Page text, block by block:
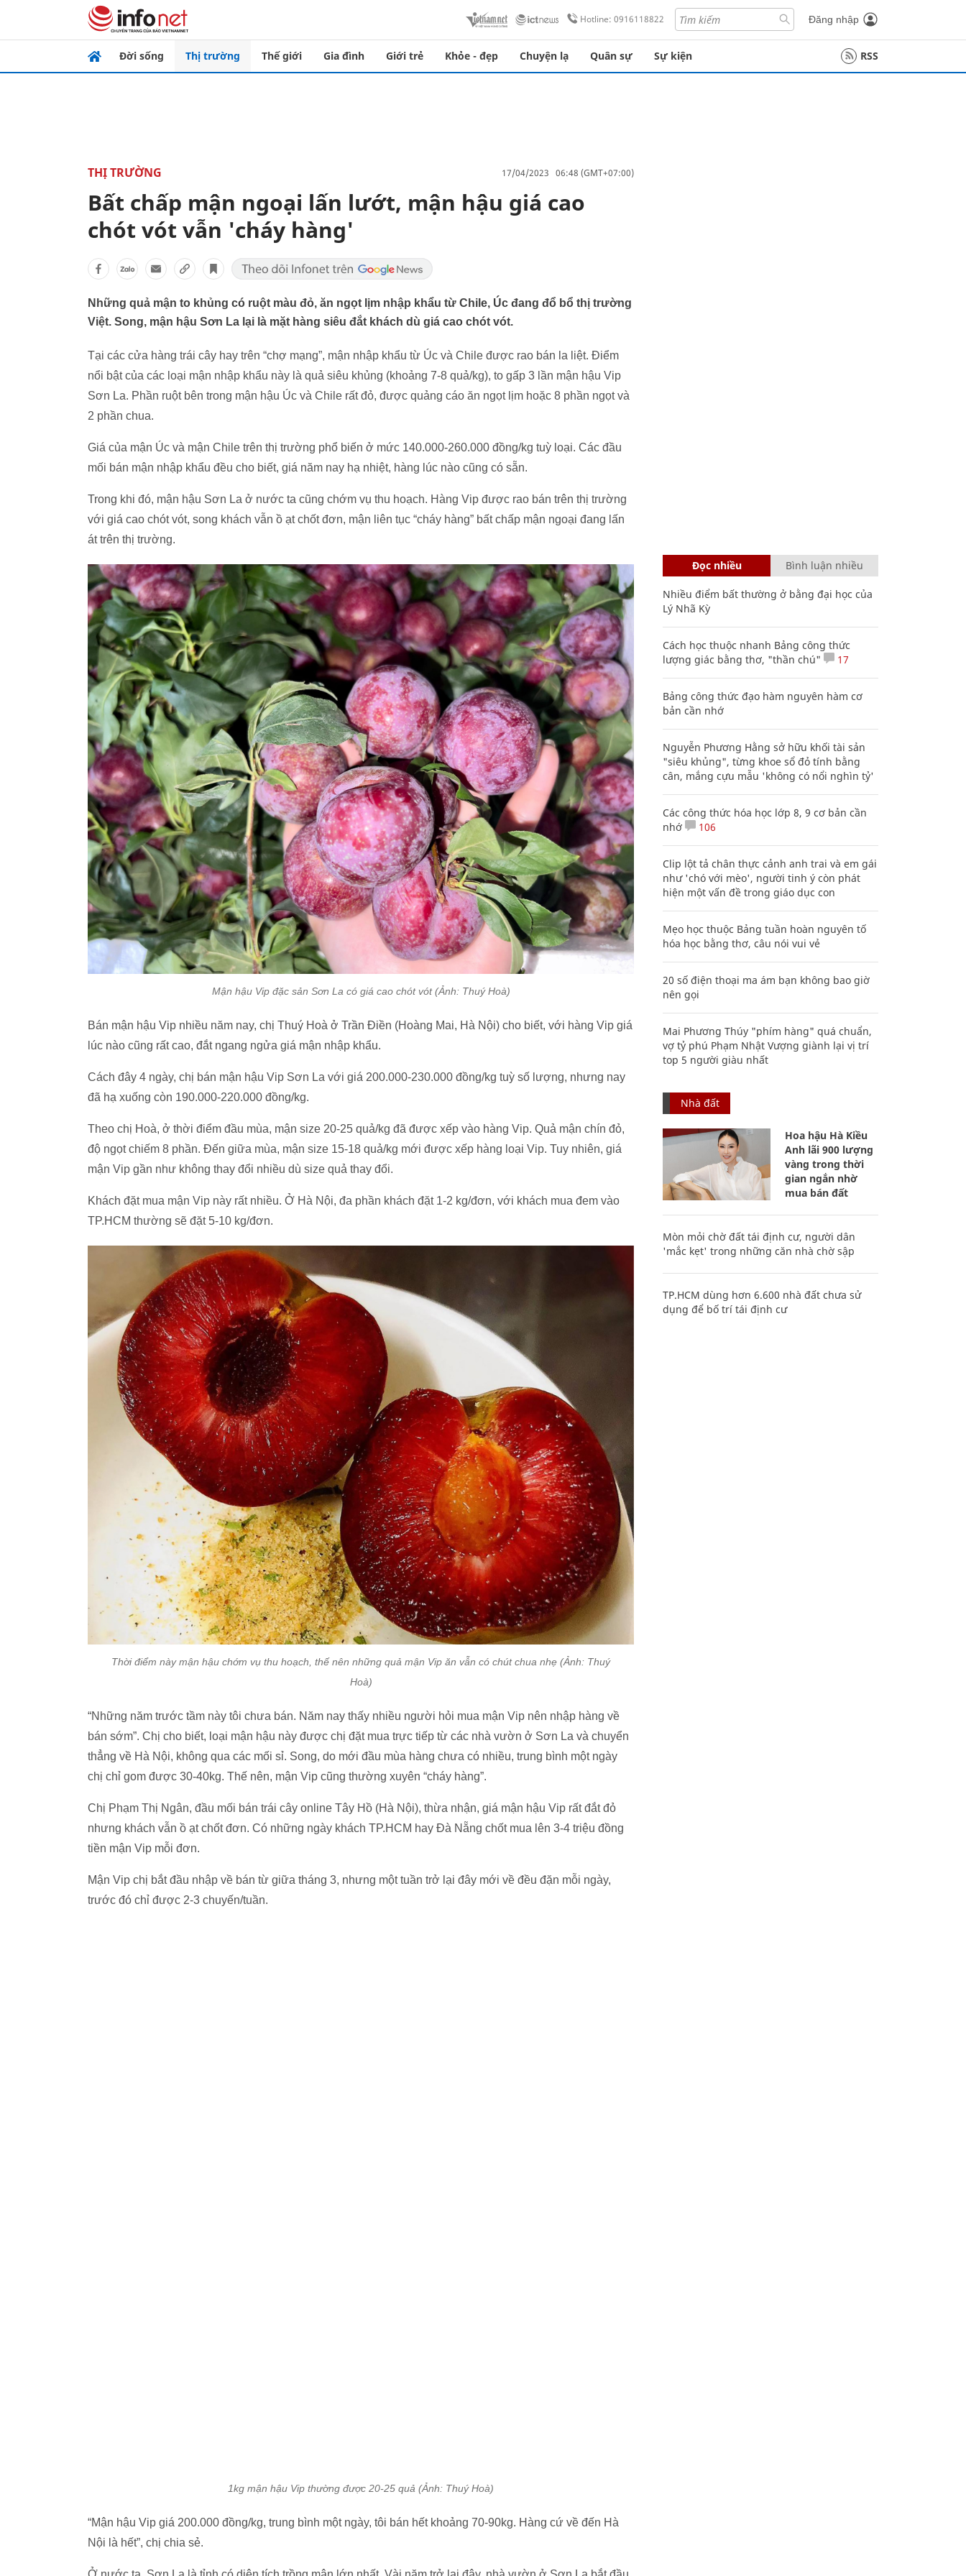
Hotline: 0916118822 Đăng nhập
Đời sống Thị trường Thế giới Gia đình Giới trẻ Khỏe - đẹp Chuyện lạ Quân sự Sự kiện RSS
THỊ TRƯỜNG 17/04/2023 06:48 (GMT+07:00)
Bất chấp mận ngoại lấn lướt, mận hậu giá cao
chót vót vẫn 'cháy hàng'
Những quả mận to khủng có ruột màu đỏ, ăn ngọt lịm nhập khẩu từ Chile, Úc đang đổ bổ thị trường
Việt. Song, mận hậu Sơn La lại là mặt hàng siêu đắt khách dù giá cao chót vót.
Tại các cửa hàng trái cây hay trên “chợ mạng”, mận nhập khẩu từ Úc và Chile được rao bán la liệt. Điểm
nổi bật của các loại mận nhập khẩu này là quả siêu khủng (khoảng 7-8 quả/kg), to gấp 3 lần mận hậu Vip
Sơn La. Phần ruột bên trong mận hậu Úc và Chile rất đỏ, được quảng cáo ăn ngọt lịm hoặc 8 phần ngọt và
2 phần chua.
Giá của mận Úc và mận Chile trên thị trường phổ biến ở mức 140.000-260.000 đồng/kg tuỳ loại. Các đầu
mối bán mận nhập khẩu đều cho biết, giá năm nay hạ nhiệt, hàng lúc nào cũng có sẵn.
Trong khi đó, mận hậu Sơn La ở nước ta cũng chớm vụ thu hoạch. Hàng Vip được rao bán trên thị trường
với giá cao chót vót, song khách vẫn ồ ạt chốt đơn, mận liên tục “cháy hàng” bất chấp mận ngoại đang lấn
át trên thị trường.
Mận hậu Vip đặc sản Sơn La có giá cao chót vót (Ảnh: Thuý Hoà)
Bán mận hậu Vip nhiều năm nay, chị Thuý Hoà ở Trần Điền (Hoàng Mai, Hà Nội) cho biết, với hàng Vip giá
lúc nào cũng rất cao, đắt ngang ngửa giá mận nhập khẩu.
Cách đây 4 ngày, chị bán mận hậu Vip Sơn La với giá 200.000-230.000 đồng/kg tuỳ số lượng, nhưng nay
đã hạ xuống còn 190.000-220.000 đồng/kg.
Theo chị Hoà, ở thời điểm đầu mùa, mận size 20-25 quả/kg đã được xếp vào hàng Vip. Quả mận chín đỏ,
độ ngọt chiếm 8 phần. Đến giữa mùa, mận size 15-18 quả/kg mới được xếp hàng loại Vip. Tuy nhiên, giá
mận Vip gần như không thay đổi nhiều dù size quả thay đổi.
Khách đặt mua mận Vip này rất nhiều. Ở Hà Nội, đa phần khách đặt 1-2 kg/đơn, với khách mua đem vào
TP.HCM thường sẽ đặt 5-10 kg/đơn.
Thời điểm này mận hậu chớm vụ thu hoạch, thế nên những quả mận Vip ăn vẫn có chút chua nhẹ (Ảnh: Thuý
Hoà)
“Những năm trước tầm này tôi chưa bán. Năm nay thấy nhiều người hỏi mua mận Vip nên nhập hàng về
bán sớm”. Chị cho biết, loại mận hậu này được chị đặt mua trực tiếp từ các nhà vườn ở Sơn La và chuyển
thẳng về Hà Nội, không qua các mối sỉ. Song, do mới đầu mùa hàng chưa có nhiều, trung bình một ngày
chị chỉ gom được 30-40kg. Thế nên, mận Vip cũng thường xuyên “cháy hàng”.
Chị Phạm Thị Ngân, đầu mối bán trái cây online Tây Hồ (Hà Nội), thừa nhận, giá mận hậu Vip rất đắt đỏ
nhưng khách vẫn ồ ạt chốt đơn. Có những ngày khách TP.HCM hay Đà Nẵng chốt mua lên 3-4 triệu đồng
tiền mận Vip mỗi đơn.
Mận Vip chị bắt đầu nhập về bán từ giữa tháng 3, nhưng một tuần trở lại đây mới về đều đặn mỗi ngày,
trước đó chỉ được 2-3 chuyến/tuần.
Đọc nhiều Bình luận nhiều
Nhiều điểm bất thường ở bằng đại học của
Lý Nhã Kỳ
Cách học thuộc nhanh Bảng công thức
lượng giác bằng thơ, "thần chú"
17
Bảng công thức đạo hàm nguyên hàm cơ
bản cần nhớ
Nguyễn Phương Hằng sở hữu khối tài sản
"siêu khủng", từng khoe sổ đỏ tính bằng
cân, mắng cựu mẫu 'không có nổi nghìn tỷ'
Các công thức hóa học lớp 8, 9 cơ bản cần
nhớ
106
Clip lột tả chân thực cảnh anh trai và em gái
như 'chó với mèo', người tinh ý còn phát
hiện một vấn đề trong giáo dục con
Mẹo học thuộc Bảng tuần hoàn nguyên tố
hóa học bằng thơ, câu nói vui vẻ
20 số điện thoại ma ám bạn không bao giờ
nên gọi
Mai Phương Thúy "phím hàng" quá chuẩn,
vợ tỷ phú Phạm Nhật Vượng giành lại vị trí
top 5 người giàu nhất
Nhà đất
Hoa hậu Hà Kiều
Anh lãi 900 lượng
vàng trong thời
gian ngắn nhờ
mua bán đất
Mòn mỏi chờ đất tái định cư, người dân
'mắc kẹt' trong những căn nhà chờ sập
TP.HCM dùng hơn 6.600 nhà đất chưa sử
dụng để bố trí tái định cư